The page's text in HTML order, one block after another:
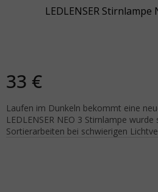
LEDLENSER Stirnlampe
33 €
Laufen im Dunkeln bekommt eine
LEDLENSER NEO 3 Stirnlampe
Sortierarbeiten bei schwierigen